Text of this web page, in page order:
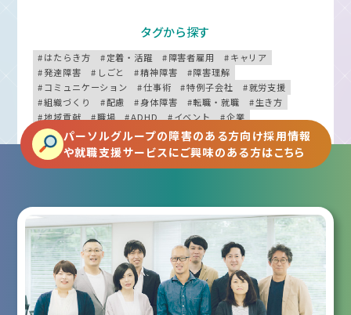
タグから探す
はたらき方 定着・活躍 障害者雇用
キャリア
発達障害
しごと 精神障害
障害理解
コミュニケーション
仕事術 特例子会社
就労支援
組織づくり
配慮 身体障害 転職・就職
生き方
地域貢献
職場 ADHD イベント
企業
マネジメント
うつ病 教育・研修 ASD
症状
採用手法
社会貢献 障害者手帳 視覚障害
スポーツ
ニューロダイバーシティ
テレワーク・在宅勤務
パーソルグループの障害のある方向け採用情報
や就職支援サービスにご興味のある方はこちら